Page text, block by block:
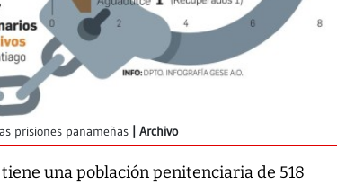
prisiones panameñas Archivo
una población penitenciaria de 518